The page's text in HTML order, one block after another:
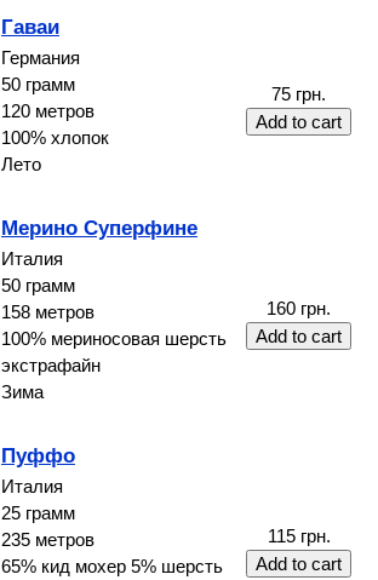
Гаваи
Германия
50 грамм
120 метров
100% хлопок
Лето
75 грн.
Мерино Суперфине
Италия
50 грамм
158 метров
100% мериносовая шерсть
экстрафайн
Зима
160 грн.
Пуффо
Италия
25 грамм
235 метров
65% кид мохер 5% шерсть
115 грн.